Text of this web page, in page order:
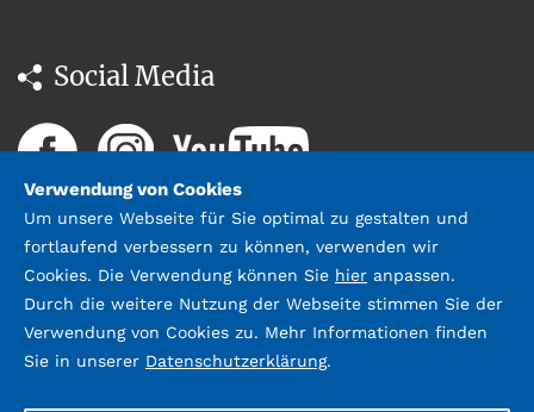
Social Media
Datenschutz Impressum &
Kontakt
Verwendung von Cookies
Um unsere Webseite für Sie optimal zu gestalten und
fortlaufend verbessern zu können, verwenden wir
Cookies. Die Verwendung können Sie hier anpassen.
Durch die weitere Nutzung der Webseite stimmen Sie der
Verwendung von Cookies zu. Mehr Informationen finden
Sie in unserer Datenschutzerklärung.